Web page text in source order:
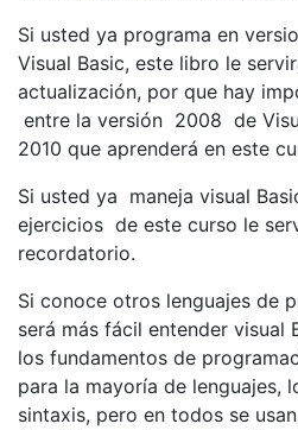
Si usted ya programa en
Visual Basic, este libro le
actualización, por que hay
entre la versión 2008 de
2010 que aprenderá en este
Si usted ya maneja visual
ejercicios de este curso le
recordatorio.
Si conoce otros lenguajes de
será más fácil entender visual
los fundamentos de
para la mayoría de lenguajes,
sintaxis, pero en todos se